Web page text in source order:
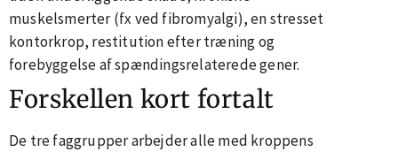
muskelsmerter (fx ved fibromyalgi), en stresset
kontorkrop, restitution efter træning og
forebyggelse af spændingsrelaterede gener.
Forskellen kort fortalt
De tre faggrupper arbejder alle med kroppens